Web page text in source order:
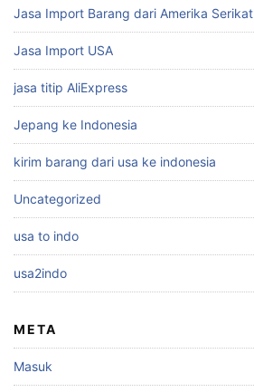
Jasa Import Barang dari Amerika Serikat
Jasa Import USA
jasa titip AliExpress
Jepang ke Indonesia
kirim barang dari usa ke indonesia
Uncategorized
usa to indo
usa2indo
META
Masuk